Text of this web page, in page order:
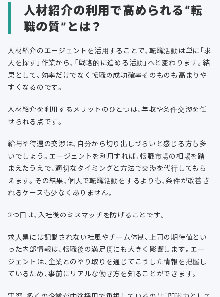
人材紹介の利用で高められる“転
職の質”とは？
人材紹介のエージェントを活用することで、転職活動は単に「求
人を探す」作業から、「戦略的に進める活動」へと変わります。結
果として、効率だけでなく転職の成功確率そのものも高まりや
すくなるのです。
人材紹介を利用するメリットのひとつは、年収や条件交渉を任
せられる点です。
給与や待遇の交渉は、自分から切り出しづらいと感じる方も多
いでしょう。エージェントを利用すれば、転職市場の相場を踏
まえたうえで、適切なタイミングと方法で交渉を代行してもら
えます。その結果、個人で転職活動をするよりも、条件が改善さ
れるケースも少なくありません。
2つ目は、入社後のミスマッチを防げることです。
求人票には記載されない社風やチーム体制、上司の期待値とい
った内部情報は、転職後の満足度にも大きく影響します。エー
ジェントは、企業とのやり取りを通じてこうした情報を把握し
ているため、事前にリアルな働き方を知ることができます。